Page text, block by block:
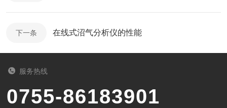
下一条 在线式沼气分析仪的性能
服务热线
0755-86183901